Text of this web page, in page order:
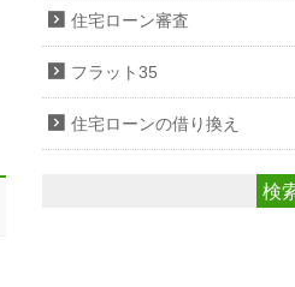
住宅ローン審査
フラット35
住宅ローンの借り換え